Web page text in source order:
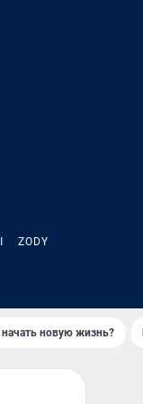
ZODY
начать новую жизнь?